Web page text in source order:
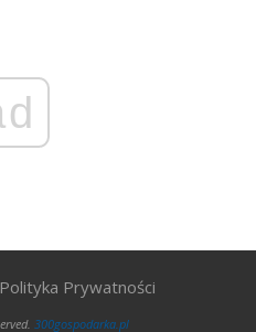
Polityka Prywatności
300gospodarka.pl